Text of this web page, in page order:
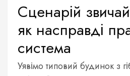
Сценарій
як насправді
система
Уявімо типовий будинок з